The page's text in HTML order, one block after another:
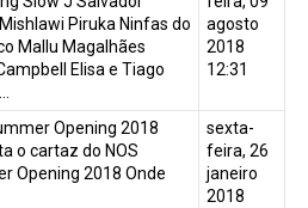
Piruka Ninfas do
Mallu Magalhães
Elisa e Tiago
agosto
2018
12:31
Opening 2018
o cartaz do NOS
Opening 2018 Onde
sexta-
feira, 26
janeiro
2018